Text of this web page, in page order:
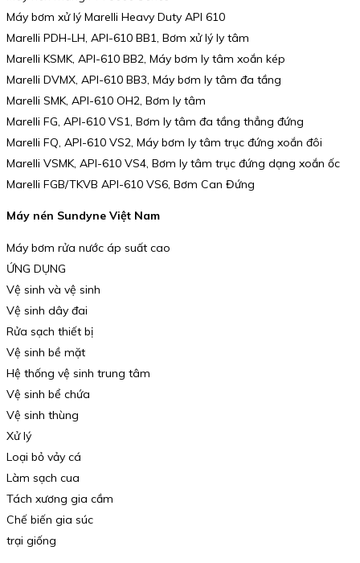
Máy bơm xử lý Marelli Heavy Duty API 610
Marelli PDH-LH, API-610 BB1, Bơm xử lý ly tâm
Marelli KSMK, API-610 BB2, Máy bơm ly tâm xoắn kép
Marelli DVMX, API-610 BB3, Máy bơm ly tâm đa tầng
Marelli SMK, API-610 OH2, Bơm ly tâm
Marelli FG, API-610 VS1, Bơm ly tâm đa tầng thẳng đứng
Marelli FQ, API-610 VS2, Máy bơm ly tâm trục đứng xoắn đôi
Marelli VSMK, API-610 VS4, Bơm ly tâm trục đứng dạng xoắn ốc
Marelli FGB/TKVB API-610 VS6, Bơm Can Đứng
Máy nén Sundyne Việt Nam
Máy bơm rửa nước áp suất cao
ỨNG DỤNG
Vệ sinh và vệ sinh
Vệ sinh dây đai
Rửa sạch thiết bị
Vệ sinh bề mặt
Hệ thống vệ sinh trung tâm
Vệ sinh bể chứa
Vệ sinh thùng
Xử lý
Loại bỏ vảy cá
Làm sạch cua
Tách xương gia cầm
Chế biến gia súc
trại giống